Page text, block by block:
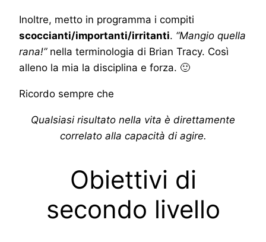
Inoltre, metto in programma i compiti
scoccianti/importanti/irritanti. “Mangio quella
rana!”nella terminologia di Brian Tracy. Così
alleno la mia la disciplina e forza. 🙂
Ricordo sempre che
Qualsiasi risultato nella vita è direttamente
correlato alla capacità di agire.
Obiettivi di
secondo livello